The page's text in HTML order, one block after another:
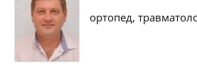
ортопед,